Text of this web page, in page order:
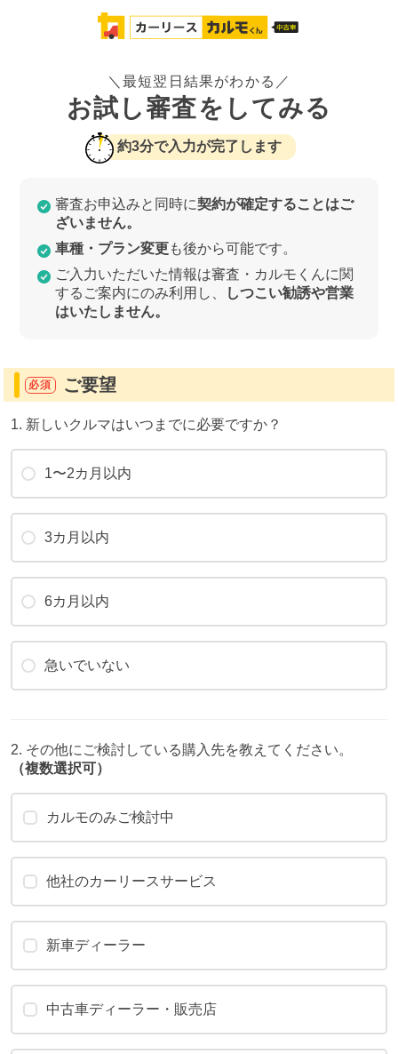
＼最短翌日結果がわかる／
お試し審査をしてみる
約3分で入力が完了します
審査お申込みと同時に契約が確定することはご
ざいません。
車種・プラン変更も後から可能です。
ご入力いただいた情報は審査・カルモくんに関
するご案内にのみ利用し、
しつこい勧誘や営業
はいたしません。
必須 ご要望
1. 新しいクルマはいつまでに必要ですか？
1〜2カ月以内
3カ月以内
6カ月以内
急いでいない
2. その他にご検討している購入先を教えてください。
（複数選択可）
カルモのみご検討中
他社のカーリースサービス
新車ディーラー
中古車ディーラー・販売店